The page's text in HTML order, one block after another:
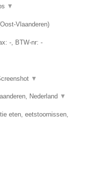
▼
Oost-Vlaanderen)
-, BTW-nr: -
▼
Nederland ▼
eten, eetstoornissen,